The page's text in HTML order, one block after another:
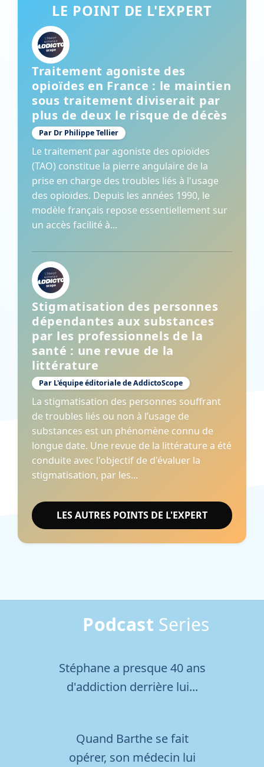
LE POINT DE L'EXPERT
Traitement agoniste des
opioïdes en France : le maintien
sous traitement diviserait par
plus de deux le risque de décès
Par Dr Philippe Tellier
Le traitement par agoniste des opioïdes
(TAO) constitue la pierre angulaire de la
prise en charge des troubles liés à l'usage
des opioïdes. Depuis les années 1990, le
modèle français repose essentiellement sur
un accès facilité à...
Stigmatisation des personnes
dépendantes aux substances
par les professionnels de la
santé : une revue de la
littérature
Par L'équipe éditoriale de AddictoScope
La stigmatisation des personnes souffrant
de troubles liés ou non à l’usage de
substances est un phénomène connu de
longue date. Une revue de la littérature a été
conduite avec l'objectif de d'évaluer la
stigmatisation, par les...
LES AUTRES POINTS DE L'EXPERT
Podcast Series
06
Écouter
Stéphane a presque 40 ans
d'addiction derrière lui...
05Quand Barthe se fait
opérer, son médecin lui